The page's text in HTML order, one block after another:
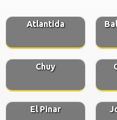
Atlantida
Chuy
El Pinar